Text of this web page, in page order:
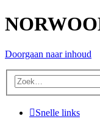
Doorgaan naar inhoud
Snelle links